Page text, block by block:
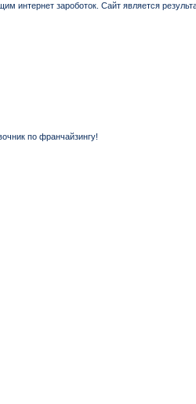
интернет зароботок. Сайт является
по франчайзингу!